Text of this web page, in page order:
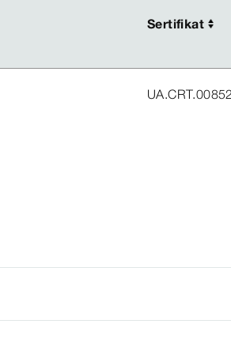
Sertifikat
Sertifikat